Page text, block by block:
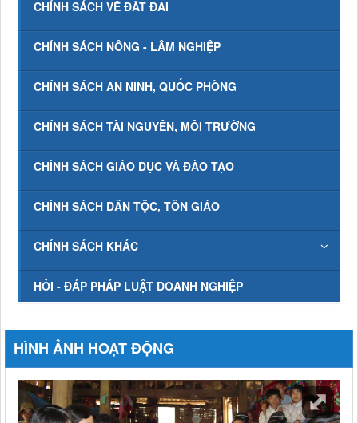
CHÍNH SÁCH VỀ ĐẤT ĐAI
CHÍNH SÁCH NÔNG - LÂM NGHIỆP
CHÍNH SÁCH AN NINH, QUỐC PHÒNG
CHÍNH SÁCH TÀI NGUYÊN, MÔI TRƯỜNG
CHÍNH SÁCH GIÁO DỤC VÀ ĐÀO TẠO
CHÍNH SÁCH DÂN TỘC, TÔN GIÁO
CHÍNH SÁCH KHÁC
HỎI - ĐÁP PHÁP LUẬT DOANH NGHIỆP
HÌNH ẢNH HOẠT ĐỘNG